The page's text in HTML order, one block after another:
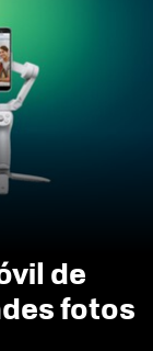
de
fotos